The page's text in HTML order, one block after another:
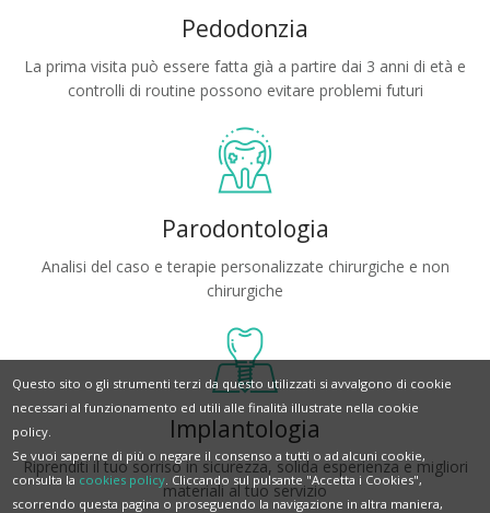
Pedodonzia
La prima visita può essere fatta già a partire dai 3 anni di età e
controlli di routine possono evitare problemi futuri
Parodontologia
Analisi del caso e terapie personalizzate chirurgiche e non
chirurgiche
Implantologia
Riprenditi il tuo sorriso in sicurezza, solida esperienza e migliori
materiali al tuo servizio
Questo sito o gli strumenti terzi da questo utilizzati si avvalgono di cookie
necessari al funzionamento ed utili alle finalità illustrate nella cookie
policy.
Se vuoi saperne di più o negare il consenso a tutti o ad alcuni cookie,
consulta la cookies policy . Cliccando sul pulsante "Accetta i Cookies",
scorrendo questa pagina o proseguendo la navigazione in altra maniera,